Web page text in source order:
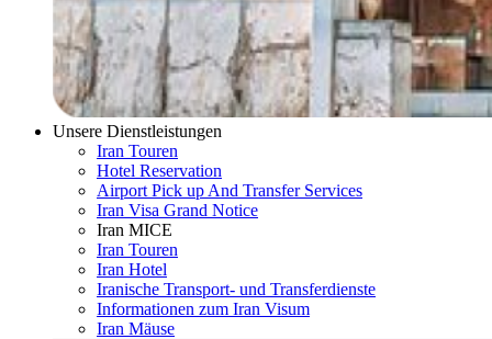
Unsere Dienstleistungen
Iran Touren
Hotel Reservation
Airport Pick up And Transfer Services
Iran Visa Grand Notice
Iran MICE
Iran Touren
Iran Hotel
Iranische Transport- und Transferdienste
Informationen zum Iran Visum
Iran Mäuse